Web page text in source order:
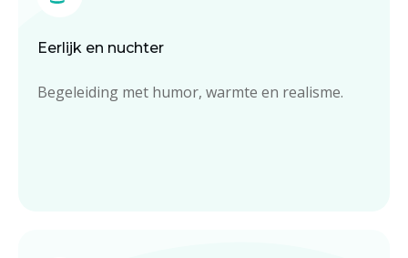
Eerlijk en nuchter
Begeleiding met humor, warmte en realisme.